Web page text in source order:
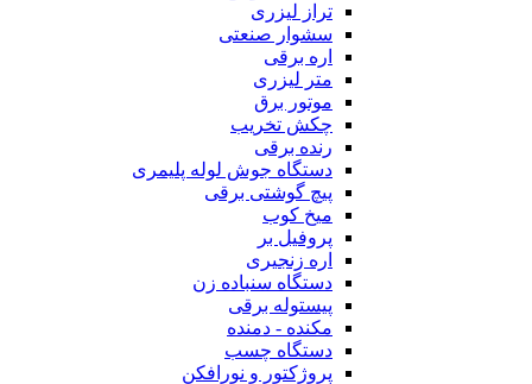
تراز لیزری
سشوار صنعتی
اره برقی
متر لیزری
موتور برق
چکش تخریب
رنده برقی
دستگاه جوش لوله پلیمری
پیچ گوشتی برقی
میخ کوب
پروفیل بر
اره زنجیری
دستگاه سنباده زن
پیستوله برقی
مکنده - دمنده
دستگاه چسب
پروژکتور و نورافکن